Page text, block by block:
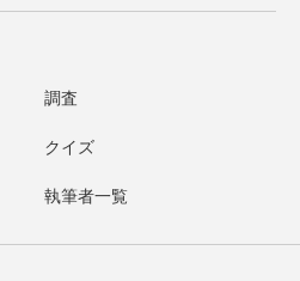
調査
クイズ
執筆者一覧